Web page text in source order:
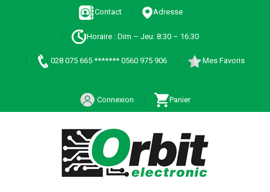
Contact Adresse
Horaire : Dim – Jeu: 8:30 – 16:30
028 075 665 ******* 0560 975 906 Mes Favoris
Connexion Panier